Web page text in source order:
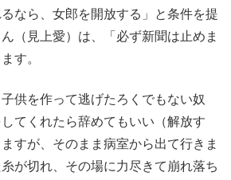
なら、女郎を開放する」と条件を提
（見上愛）は、「必ず新聞は止めま
す。
供を作って逃げたろくでもない奴
てくれたら辞めてもいい（解放す
すが、そのまま病室から出て行きま
が切れ、その場に力尽きて崩れ落ち